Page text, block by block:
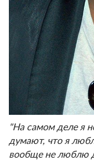
"На самом деле я
думают, что я
вообще не люблю